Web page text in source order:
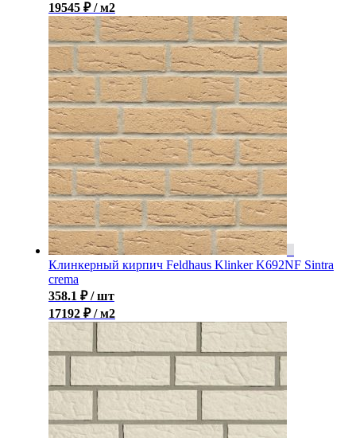
19545 ₽ / м2
Клинкерный кирпич Feldhaus Klinker K692NF Sintra
crema
358.1 ₽ / шт
17192 ₽ / м2